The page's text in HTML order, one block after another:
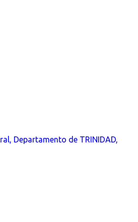
Departamento de TRINIDAD,